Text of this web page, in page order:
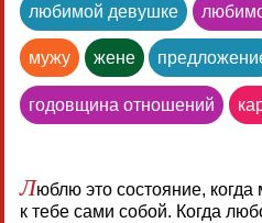
любимой девушке
мужу жене
годовщина отношений
Люблю это состояние,
к тебе сами собой. Когда